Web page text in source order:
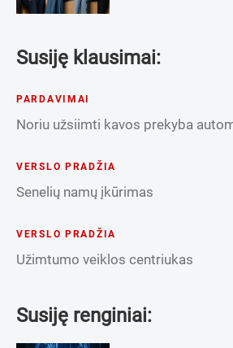
Susiję klausimai:
PARDAVIMAI
Noriu užsiimti kavos prekyba
VERSLO PRADŽIA
Senelių namų įkūrimas
VERSLO PRADŽIA
Užimtumo veiklos centriukas
Susiję renginiai: